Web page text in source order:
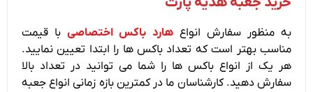
به منظور سفارش انواعهارد باکس اختصاصیبا قیمت
مناسب بهتر است که تعداد باکس ها را ابتدا تعیین نمایید.
هر یک از انواع باکس ها را شما می توانید در تعداد بالا
سفارش دهید. کارشناسان ما در کمترین بازه زمانی انواع جعبه